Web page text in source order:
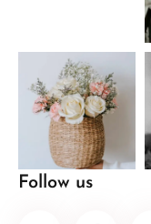
Follow us